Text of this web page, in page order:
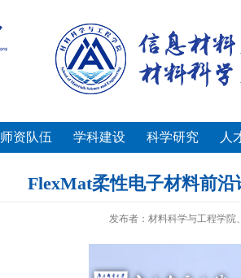
师资队伍 学科建设 科学研究 人
FlexMat柔性电子材料前
发布者：材料科学与工程学院